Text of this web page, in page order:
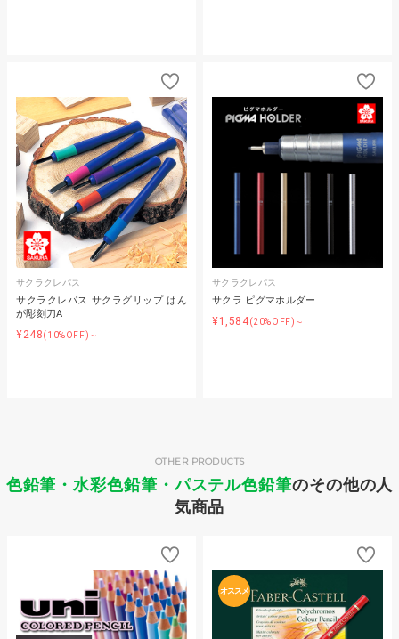
サクラクレパス
サクラクレパス サクラグリップ はん
が彫刻刀A
¥248(10%OFF)～
サクラクレパス
サクラ ピグマホルダー
¥1,584(20%OFF)～
色鉛筆・水彩色鉛筆・パステル色鉛筆のその他の人
気商品
OTHER PRODUCTS
オススメ